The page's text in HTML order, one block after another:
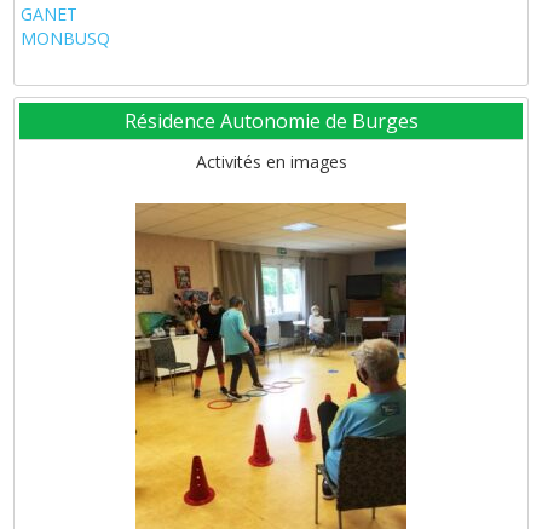
GANET
MONBUSQ
Résidence Autonomie de Burges
Activités en images